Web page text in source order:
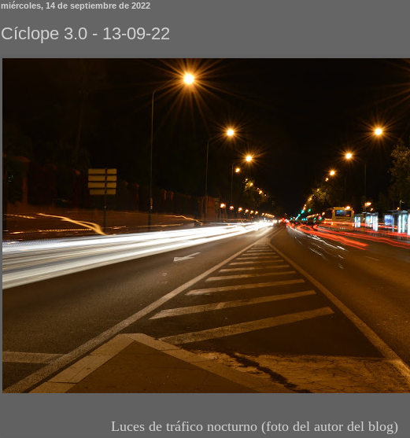
miércoles, 14 de septiembre de 2022
Cíclope 3.0 - 13-09-22
Luces de tráfico nocturno (foto del autor del blog)